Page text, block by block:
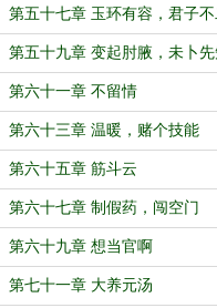
第五十七章 玉环有容，君子
第五十九章 变起肘腋，未卜先
第六十一章 不留情
第六十三章 温暖，赌个技能
第六十五章 筋斗云
第六十七章 制假药，闯空门
第六十九章 想当官啊
第七十一章 大养元汤